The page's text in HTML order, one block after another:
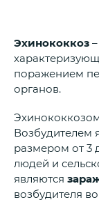
Эхинококкоз
поражением
органов.
Возбудителем
размером от 3
людей и
являются
возбудителя